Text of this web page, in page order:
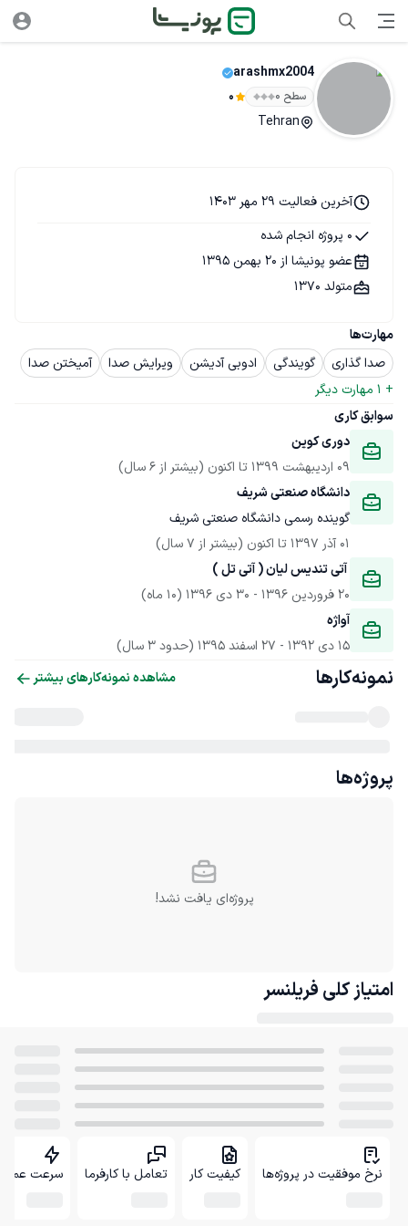
arashmx2004
سطح ۰ 0
Tehran
مهارت‌ها
صدا گذاری
گویندگی ادوبی آدیشن ویرایش صدا
آمیختن صدا
+
1 مهارت دیگر
سوابق کاری
دوری کوین
09 اردیبهشت 1399
تا اکنون (بیشتر از 6 سال)
دانشگاه صنعتی شریف
گوینده رسمی دانشگاه صنعتی شریف
01 آذر 1397
تا اکنون (بیشتر از 7 سال)
20 فروردین 1396
- 30 دی 1396
(10 ماه)
آواژه
15 دی 1392
- 27 اسفند 1395 (حدود 3 سال)
آخرین فعالیت 29 مهر 1403
0 پروژه انجام شده
عضو پونیشا از 20 بهمن 1395
متولد 1370
نمونه‌کارها مشاهده نمونه‌کارهای بیشتر
پروژه‌ها
پروژه‌ای یافت نشد!
امتیاز کلی فریلنسر
نرخ موفقیت در پروژه‌ها کیفیت کار تعامل با کارفرما سرعت عمل